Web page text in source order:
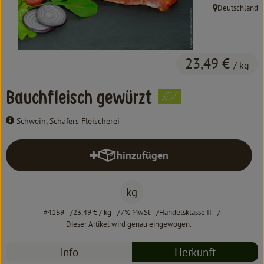
Süß & Pikant
Getränke
Einkaufen
Bauchfleisch gewürzt
Schwein, Schäfers Fleischerei
23,49 € / kg
, Herkunft:
Deutschland
hinzufügen
Produkt zum Warenkorb
kg
#4159 23,49 €/ kg 7% MwSt
Handelsklasse II
Dieser Artikel wird genau eingewogen.
Info Herkunft